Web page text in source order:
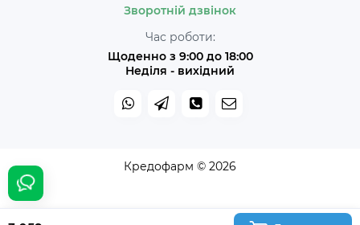
Зворотній дзвінок
Час роботи:
Щоденно з 9:00 до 18:00
Неділя - вихідний
Кредофарм © 2026